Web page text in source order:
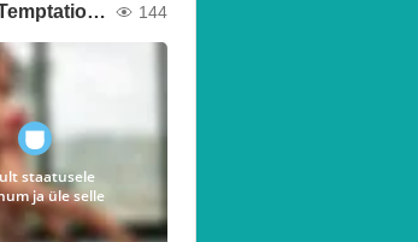
White Hot Temptation 🔥🕊️ 144
staatusele
ja üle selle